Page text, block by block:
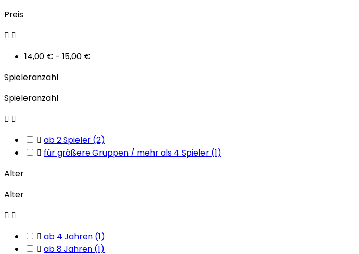
Preis
 
14,00 € - 15,00 €
Spieleranzahl
Spieleranzahl
 
 ab 2 Spieler (2)
 für größere Gruppen / mehr als 4 Spieler (1)
Alter
Alter
 
 ab 4 Jahren (1)
 ab 8 Jahren (1)